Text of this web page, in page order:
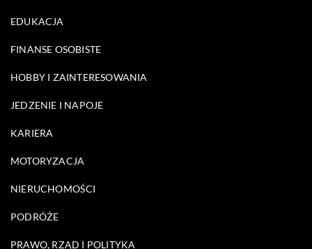
EDUKACJA
FINANSE OSOBISTE
HOBBY I ZAINTERESOWANIA
JEDZENIE I NAPOJE
KARIERA
MOTORYZACJA
NIERUCHOMOŚCI
PODRÓŻE
PRAWO, RZĄD I POLITYKA